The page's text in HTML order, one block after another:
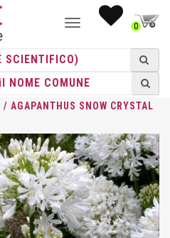
NAVIGAZIONE0
HOME/ ERBACEE ERBACEE
/ AGAPANTHUS SNOW CRYSTAL